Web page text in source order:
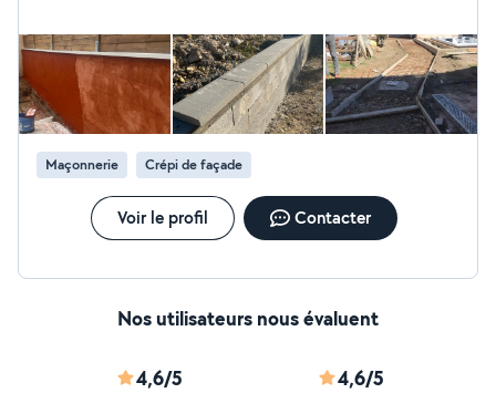
Maçonnerie Crépi de façade
Voir le profil Contacter
Nos utilisateurs nous évaluent
4,6/5 4,6/5